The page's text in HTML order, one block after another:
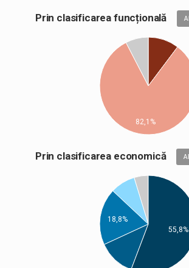
Prin clasificarea funcțională
82,1%
Prin clasificarea economică
18,8%
55,8%